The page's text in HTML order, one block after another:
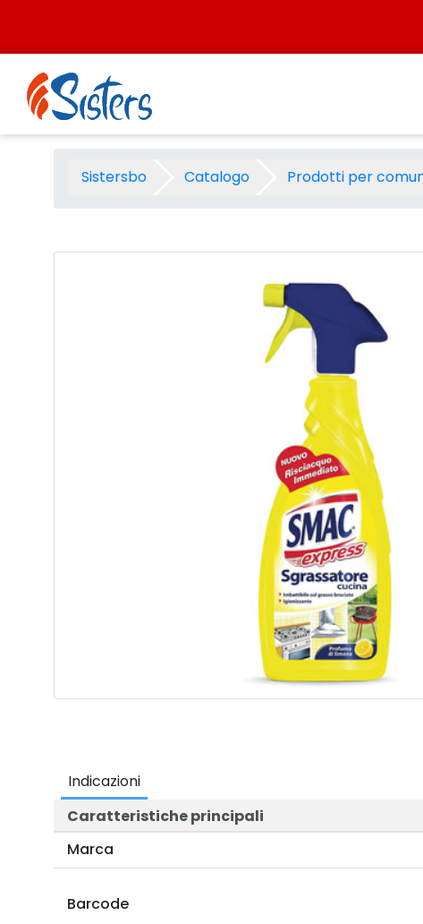
Smac express sgrassatore
Sistersbo Catalogo Prodotti per
Indicazioni
Caratteristiche principali
Marca
Barcode